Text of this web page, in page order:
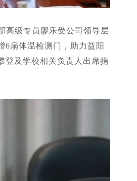
高级专员廖乐受公司领导层
扇体温检测门，助力益阳
登及学校相关负责人出席捐